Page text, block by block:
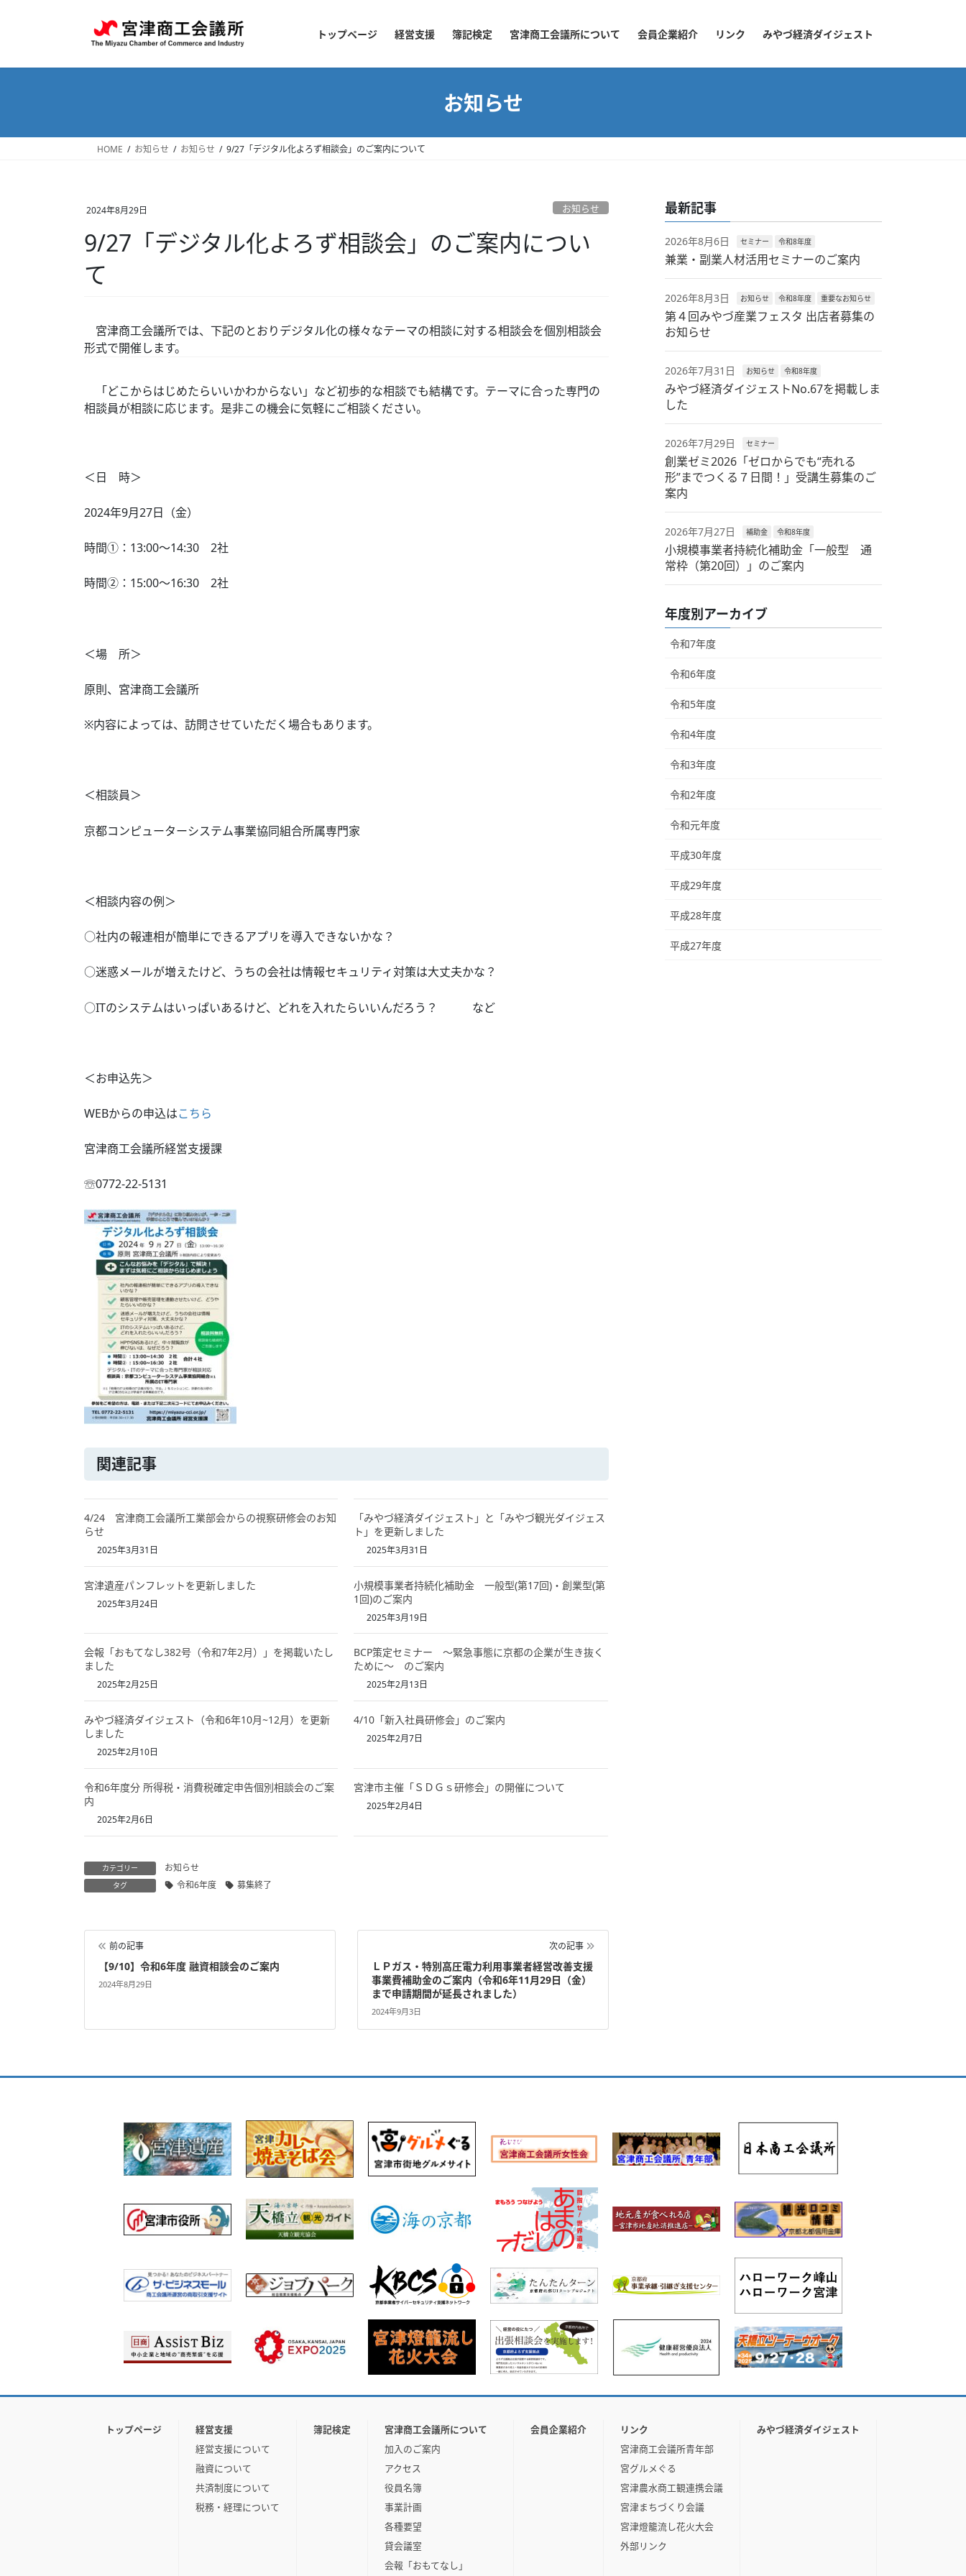
トップページ 経営支援 簿記検定 宮津商工会議所について 会員企業紹介 リンク みやづ経済ダイジェスト
お知らせ
HOME お知らせ お知らせ 9/27「デジタル化よろず相談会」のご案内について
2024年8月29日 お知らせ
9/27「デジタル化よろず相談会」のご案内につい
て
宮津商工会議所では、下記のとおりデジタル化の様々なテーマの相談に対する相談会を個別相談会
形式で開催します。
「どこからはじめたらいいかわからない」など初歩的な相談でも結構です。テーマに合った専門の
相談員が相談に応じます。是非この機会に気軽にご相談ください。
＜日 時＞
2024年9月27日（金）
時間①：13:00～14:30 2社
時間②：15:00～16:30 2社
＜場 所＞
原則、宮津商工会議所
※内容によっては、訪問させていただく場合もあります。
＜相談員＞
京都コンピューターシステム事業協同組合所属専門家
＜相談内容の例＞
○社内の報連相が簡単にできるアプリを導入できないかな？
○迷惑メールが増えたけど、うちの会社は情報セキュリティ対策は大丈夫かな？
○ITのシステムはいっぱいあるけど、どれを入れたらいいんだろう？ など
＜お申込先＞
WEBからの申込はこちら
宮津商工会議所経営支援課
☏0772-22-5131
関連記事
4/24 宮津商工会議所工業部会からの視察研修会のお知
らせ
2025年3月31日
「みやづ経済ダイジェスト」と「みやづ観光ダイジェス
ト」を更新しました
2025年3月31日
宮津遺産パンフレットを更新しました
2025年3月24日
小規模事業者持続化補助金 一般型(第17回)・創業型(第
1回)のご案内
2025年3月19日
会報「おもてなし382号（令和7年2月）」を掲載いたし
ました
2025年2月25日
BCP策定セミナー ～緊急事態に京都の企業が生き抜く
ために～ のご案内
2025年2月13日
みやづ経済ダイジェスト（令和6年10月~12月）を更新
しました
2025年2月10日
4/10「新入社員研修会」のご案内
2025年2月7日
令和6年度分 所得税・消費税確定申告個別相談会のご案
内
2025年2月6日
宮津市主催「ＳＤＧｓ研修会」の開催について
2025年2月4日
カテゴリー お知らせ
タグ 令和6年度 募集終了
前の記事
【9/10】令和6年度 融資相談会のご案内
2024年8月29日
次の記事
ＬＰガス・特別高圧電力利用事業者経営改善支援
事業費補助金のご案内（令和6年11月29日（金）
まで申請期間が延長されました）
2024年9月3日
最新記事
2026年8月6日 セミナー 令和8年度
兼業・副業人材活用セミナーのご案内
2026年8月3日 お知らせ 令和8年度 重要なお知らせ
第４回みやづ産業フェスタ 出店者募集の
お知らせ
2026年7月31日 お知らせ 令和8年度
みやづ経済ダイジェストNo.67を掲載しま
した
2026年7月29日 セミナー
創業ゼミ2026「ゼロからでも“売れる
形”までつくる７日間！」受講生募集のご
案内
2026年7月27日 補助金 令和8年度
小規模事業者持続化補助金「一般型 通
常枠（第20回）」のご案内
年度別アーカイブ
令和7年度
令和6年度
令和5年度
令和4年度
令和3年度
令和2年度
令和元年度
平成30年度
平成29年度
平成28年度
平成27年度
トップページ
経営支援
経営支援について
融資について
共済制度について
税務・経理について
簿記検定
宮津商工会議所について
加入のご案内
アクセス
役員名簿
事業計画
各種要望
貸会議室
会報「おもてなし」
会員企業紹介
リンク
宮津商工会議所青年部
宮グルメぐる
宮津農水商工観連携会議
宮津まちづくり会議
宮津燈籠流し花火大会
外部リンク
みやづ経済ダイジェスト